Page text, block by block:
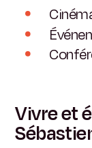
Vivre et